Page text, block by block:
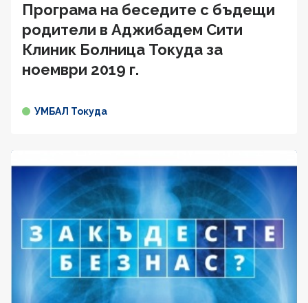
Програма на беседите с бъдещи
родители в Аджибадем Сити
Клиник Болница Токуда за
ноември 2019 г.
УМБАЛ Токуда